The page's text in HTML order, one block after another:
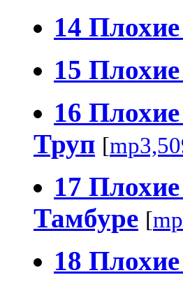
14
15
16
Труп [
17
Тамбуре [
18